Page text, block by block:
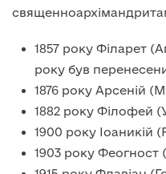
1857 року Філарет
року був
1876 року Арсеній
1882 року Філофей
1900 року Іоаникій
1903 року Феогност